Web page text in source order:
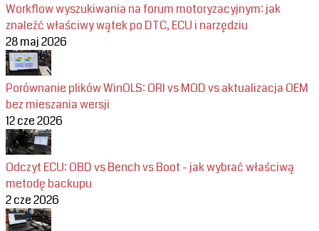
Workflow wyszukiwania na forum motoryzacyjnym: jak
znaleźć właściwy wątek po DTC, ECU i narzędziu
28 maj 2026
Porównanie plików WinOLS: ORI vs MOD vs aktualizacja OEM
bez mieszania wersji
12 cze 2026
Odczyt ECU: OBD vs Bench vs Boot - jak wybrać właściwą
metodę backupu
2 cze 2026